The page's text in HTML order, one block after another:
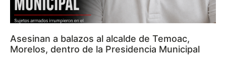
Asesinan a balazos al alcalde de Temoac,
Morelos, dentro de la Presidencia Municipal